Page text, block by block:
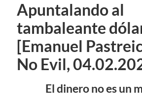
Apuntalando al
tambaleante
[Emanuel
No Evil,
El dinero no es un